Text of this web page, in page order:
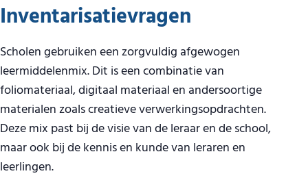
Inventarisatievragen
Scholen gebruiken een zorgvuldig afgewogen
leermiddelenmix. Dit is een combinatie van
foliomateriaal, digitaal materiaal en andersoortige
materialen zoals creatieve verwerkingsopdrachten.
Deze mix past bij de visie van de leraar en de school,
maar ook bij de kennis en kunde van leraren en
leerlingen.